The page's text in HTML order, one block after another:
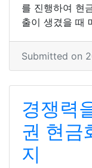
를 진행하여 현
출이 생겼을 때
Submitted on
경쟁력
권 현금
지